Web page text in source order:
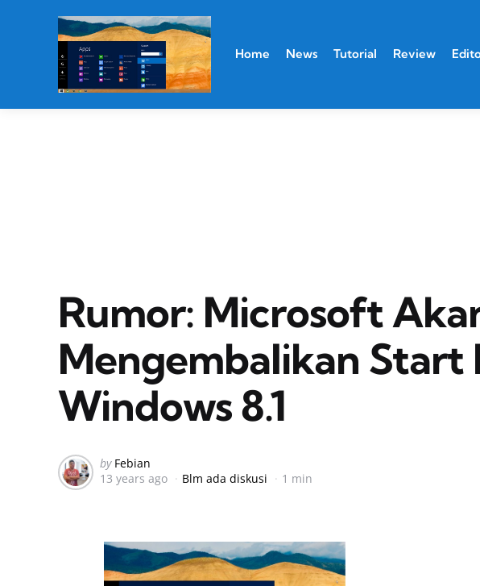
Home News Tutorial Review
Rumor: Microsoft
Mengembalikan Start
Windows 8.1
Posted
by
by Febian
13 years ago
Blm ada diskusi 1 min